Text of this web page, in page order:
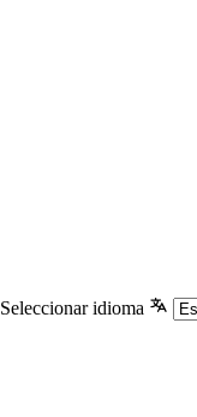
Seleccionar idioma